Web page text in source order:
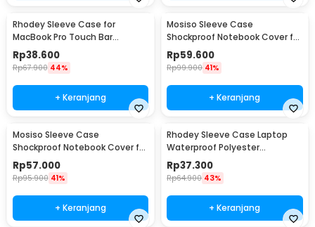
Rhodey Sleeve Case for
MacBook Pro Touch Bar
Neoprene with Pouch 14 Inch -
YG6005
Rp38.600
Rp67.900 44%
+ Keranjang
Mosiso Sleeve Case
Shockproof Notebook Cover for
Laptop 13 Inch - C0412
Rp59.600
Rp99.900 41%
+ Keranjang
Mosiso Sleeve Case
Shockproof Notebook Cover for
Laptop 15.6 Inch - C0412
Rp57.000
Rp95.900 41%
+ Keranjang
Rhodey Sleeve Case Laptop
Waterproof Polyester
Neoprene Bag 11/12 Inch - L123F
Rp37.300
Rp64.900 43%
+ Keranjang